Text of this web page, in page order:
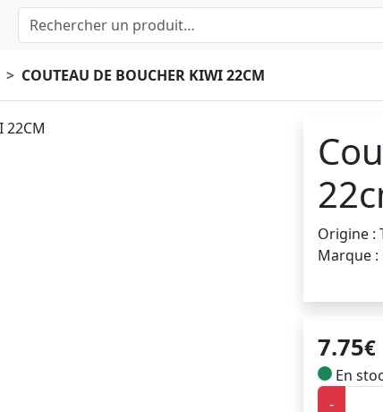
COUTEAU DE BOUCHER KIWI 22CM
Origine :
Marque :
7.75€
En
-